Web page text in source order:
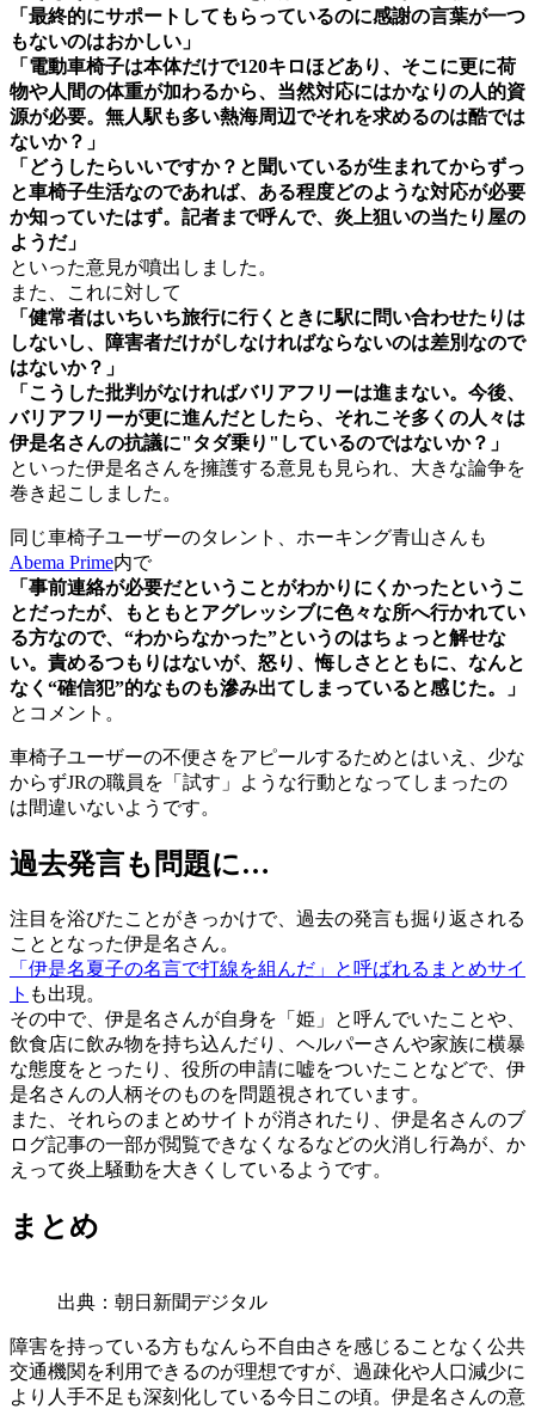
「最終的にサポートしてもらっているのに感謝の言葉が一つ
もないのはおかしい」
「電動車椅子は本体だけで120キロほどあり、そこに更に荷
物や人間の体重が加わるから、当然対応にはかなりの人的資
源が必要。無人駅も多い熱海周辺でそれを求めるのは酷では
ないか？」
「どうしたらいいですか？と聞いているが生まれてからずっ
と車椅子生活なのであれば、ある程度どのような対応が必要
か知っていたはず。記者まで呼んで、炎上狙いの当たり屋の
ようだ」
といった意見が噴出しました。
また、これに対して
「健常者はいちいち旅行に行くときに駅に問い合わせたりは
しないし、障害者だけがしなければならないのは差別なので
はないか？」
「こうした批判がなければバリアフリーは進まない。今後、
バリアフリーが更に進んだとしたら、それこそ多くの人々は
伊是名さんの抗議に"タダ乗り"しているのではないか？」
といった伊是名さんを擁護する意見も見られ、大きな論争を
巻き起こしました。
同じ車椅子ユーザーのタレント、ホーキング青山さんも
Abema Prime内で
「事前連絡が必要だということがわかりにくかったというこ
とだったが、もともとアグレッシブに色々な所へ行かれてい
る方なので、“わからなかった”というのはちょっと解せな
い。責めるつもりはないが、怒り、悔しさとともに、なんと
なく“確信犯”的なものも滲み出てしまっていると感じた。」
とコメント。
車椅子ユーザーの不便さをアピールするためとはいえ、少な
からずJRの職員を「試す」ような行動となってしまったの
は間違いないようです。
過去発言も問題に…
注目を浴びたことがきっかけで、過去の発言も掘り返される
こととなった伊是名さん。
「伊是名夏子の名言で打線を組んだ」と呼ばれるまとめサイ
ト も出現。
その中で、伊是名さんが自身を「姫」と呼んでいたことや、
飲食店に飲み物を持ち込んだり、ヘルパーさんや家族に横暴
な態度をとったり、役所の申請に嘘をついたことなどで、伊
是名さんの人柄そのものを問題視されています。
また、それらのまとめサイトが消されたり、伊是名さんのブ
ログ記事の一部が閲覧できなくなるなどの火消し行為が、か
えって炎上騒動を大きくしているようです。
まとめ
出典：朝日新聞デジタル
障害を持っている方もなんら不自由さを感じることなく公共
交通機関を利用できるのが理想ですが、過疎化や人口減少に
より人手不足も深刻化している今日この頃。伊是名さんの意